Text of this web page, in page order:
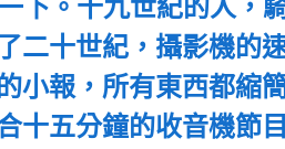
下。十九世紀的人，
二十世紀，攝影機的
小報，所有東西都縮
十五分鐘的收音機節